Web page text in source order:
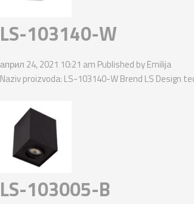
LS-103140-W
април 24, 2021 10:21 am Published byEmilija
Naziv proizvoda: LS-103140-W Brend LS Design
LS-103005-B